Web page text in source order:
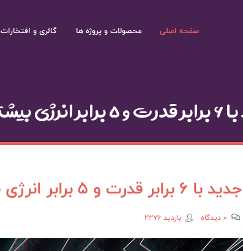
صفحه اصلی محصولات و پروژه ها گالری و افتخارات
کرد
رونمایی کرد
0 دیدگاه بازدید 2376